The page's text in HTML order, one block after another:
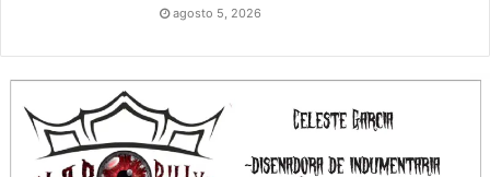
agosto 5, 2026